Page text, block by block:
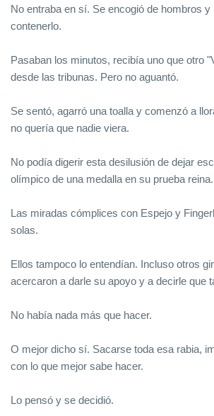
No entraba en sí. Se encogió de hombros y
contenerlo.
Pasaban los minutos, recibía uno que otro
desde las tribunas. Pero no aguantó.
Se sentó, agarró una toalla y comenzó a
no quería que nadie viera.
No podía digerir esta desilusión de dejar
olímpico de una medalla en su prueba
Las miradas cómplices con Espejo y
solas.
Ellos tampoco lo entendían. Incluso otros
acercaron a darle su apoyo y a decirle que
No había nada más que hacer.
O mejor dicho sí. Sacarse toda esa rabia,
con lo que mejor sabe hacer.
Lo pensó y se decidió.